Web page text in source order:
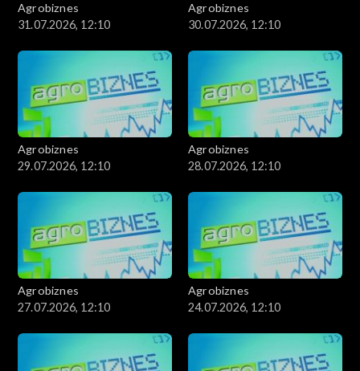
Agrobiznes
31.07.2026, 12:10
Agrobiznes
30.07.2026, 12:10
Agrobiznes
29.07.2026, 12:10
Agrobiznes
28.07.2026, 12:10
Agrobiznes
27.07.2026, 12:10
Agrobiznes
24.07.2026, 12:10